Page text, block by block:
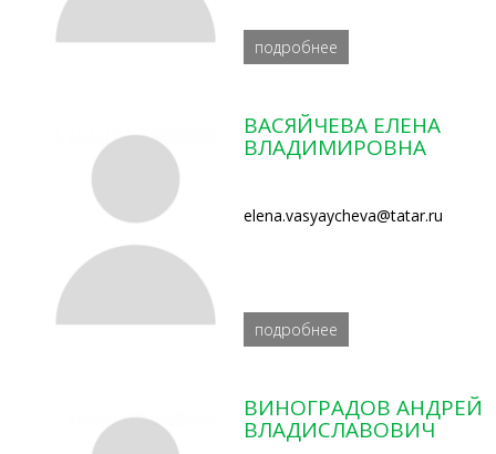
подробнее
ВАСЯЙЧЕВА ЕЛЕНА
ВЛАДИМИРОВНА
elena.vasyaycheva@tatar.ru
подробнее
ВИНОГРАДОВ АНДРЕЙ
ВЛАДИСЛАВОВИЧ